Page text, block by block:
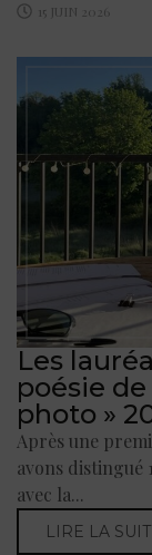
15 JUIN 2026
Les
poésie de
photo »
Après une
avons distingué
avec la...
LIRE LA